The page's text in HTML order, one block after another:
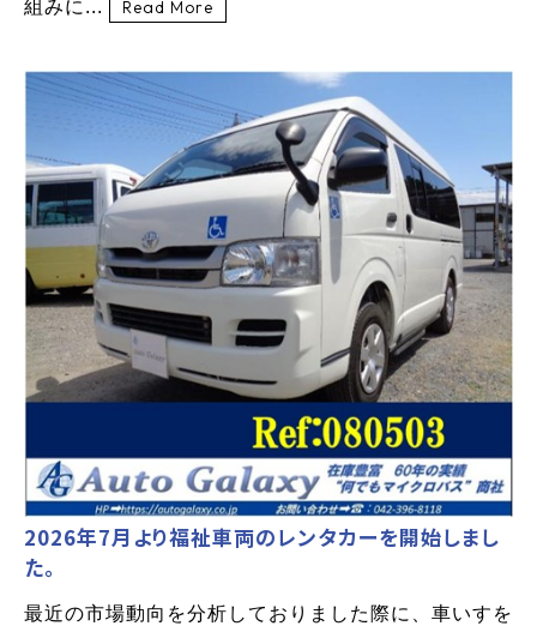
組みに... Read More
2026年7月より福祉車両のレンタカーを開始しまし
た。
最近の市場動向を分析しておりました際に、車いすを